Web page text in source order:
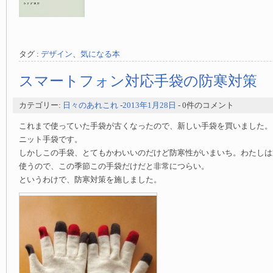
タグ : デザイン、 気になる本
スマートフォン対応手袋の防寒対策
カテゴリー: 日々のあれこれ -2013年1月28日 - 0件のコメント
これまで使っていた手袋が古くなったので、新しい手袋を買いました
ニット手袋です。
しかしこの手袋、とてもかわいいのだけど防寒性がいまいち。わたし
使うので、この季節この手袋だけだと非常につらい。
というわけで、防寒対策を施しました。